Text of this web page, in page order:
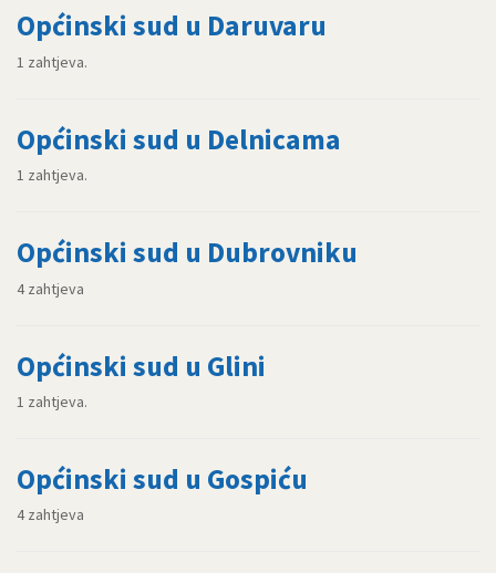
Općinski sud u Daruvaru
1 zahtjeva.
Općinski sud u Delnicama
1 zahtjeva.
Općinski sud u Dubrovniku
4 zahtjeva
Općinski sud u Glini
1 zahtjeva.
Općinski sud u Gospiću
4 zahtjeva